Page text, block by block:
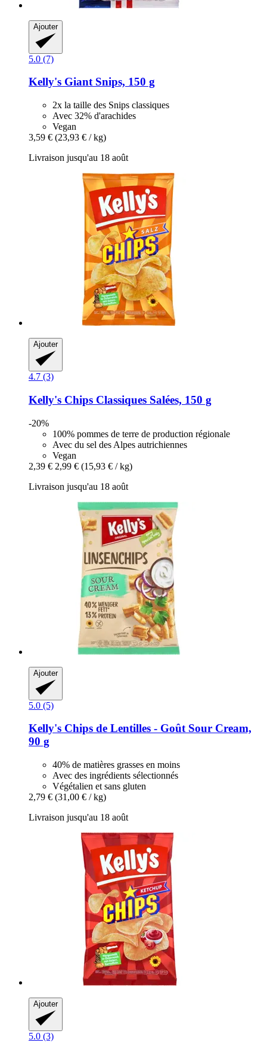
Ajouter
5.0 (7)
Kelly's Giant Snips, 150 g
2x la taille des Snips classiques
Avec 32% d'arachides
Vegan
3,59 € (23,93 € / kg)
Livraison jusqu'au 18 août
Ajouter
4.7 (3)
Kelly's Chips Classiques Salées, 150 g
-20%
100% pommes de terre de production régionale
Avec du sel des Alpes autrichiennes
Vegan
2,39 € 2,99 € (15,93 € / kg)
Livraison jusqu'au 18 août
Ajouter
5.0 (5)
Kelly's Chips de Lentilles -​ Goût Sour Cream,
90 g
40% de matières grasses en moins
Avec des ingrédients sélectionnés
Végétalien et sans gluten
2,79 € (31,00 € / kg)
Livraison jusqu'au 18 août
Ajouter
5.0 (3)